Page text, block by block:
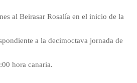
al Beirasar Rosalía en el inicio de la
a la decimoctava jornada de
hora canaria.